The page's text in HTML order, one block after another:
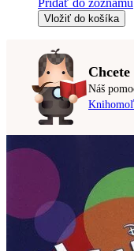
Pridať do zoznamu
Vložiť do košíka
Náš